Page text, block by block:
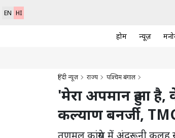
EN HI
होम न्यूज़
हिंदी न्यूज़ राज्य पश्चिम बंगाल
'मेरा अपमान हुआ है,
कल्याण बनर्जी,
तृणमूल कांग्रेस में अंदरूनी कलह